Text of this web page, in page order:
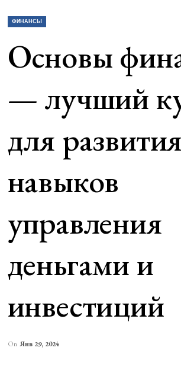
ФИНАНСЫ
Основы
— лучший
для развития
навыков
управления
деньгами и
инвестиций
On Янв 29, 2024